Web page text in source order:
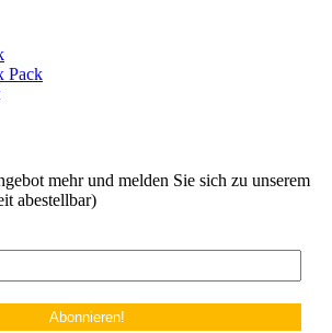
Pack
mehr und melden Sie sich zu unserem
abestellbar)